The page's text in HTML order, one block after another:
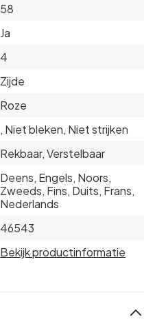
58
Ja
4
Zijde
Roze
, Niet bleken, Niet strijken
Rekbaar, Verstelbaar
Deens, Engels, Noors,
Zweeds, Fins, Duits, Frans,
Nederlands
46543
Bekijk productinformatie